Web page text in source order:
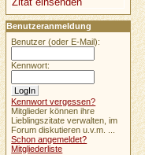
Benutzeranmeldung
Benutzer (oder E-Mail):
Kennwort:
Kennwort vergessen?
Mitglieder können ihre
Lieblingszitate verwalten, im
Forum diskutieren u.v.m. ...
Schon angemeldet?
Mitgliederliste